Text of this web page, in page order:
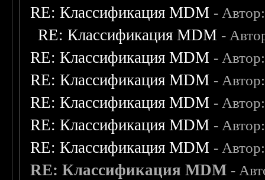
RE: Классификация MDM -
RE: Классификация MDM -
RE: Классификация MDM -
RE: Классификация MDM -
RE: Классификация MDM -
RE: Классификация MDM -
RE: Классификация MDM -
RE: Классификация MDM -